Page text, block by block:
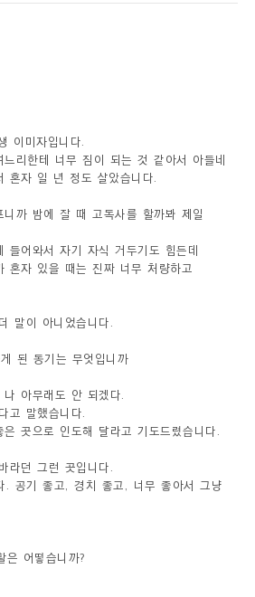
이미자입니다.
리한테 너무 짐이 되는 것 같아서 아들네
혼자 일 년 정도 살았습니다.
까 밤에 잘 때 고독사를 할까봐 제일
들어와서 자기 자식 거두기도 힘든데
혼자 있을 때는 진짜 너무 처량하고
말이 아니었습니다.
된 동기는 무엇입니까
아무래도 안 되겠다.
고 말했습니다.
곳으로 인도해 달라고 기도드렸습니다.
라던 그런 곳입니다.
. 공기 좋고, 경치 좋고, 너무 좋아서 그냥
어떻습니까?